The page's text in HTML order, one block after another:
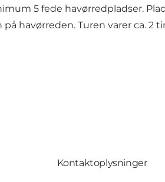
5 fede havørredpladser.
havørreden. Turen varer ca. 2
Kontaktoplysninger